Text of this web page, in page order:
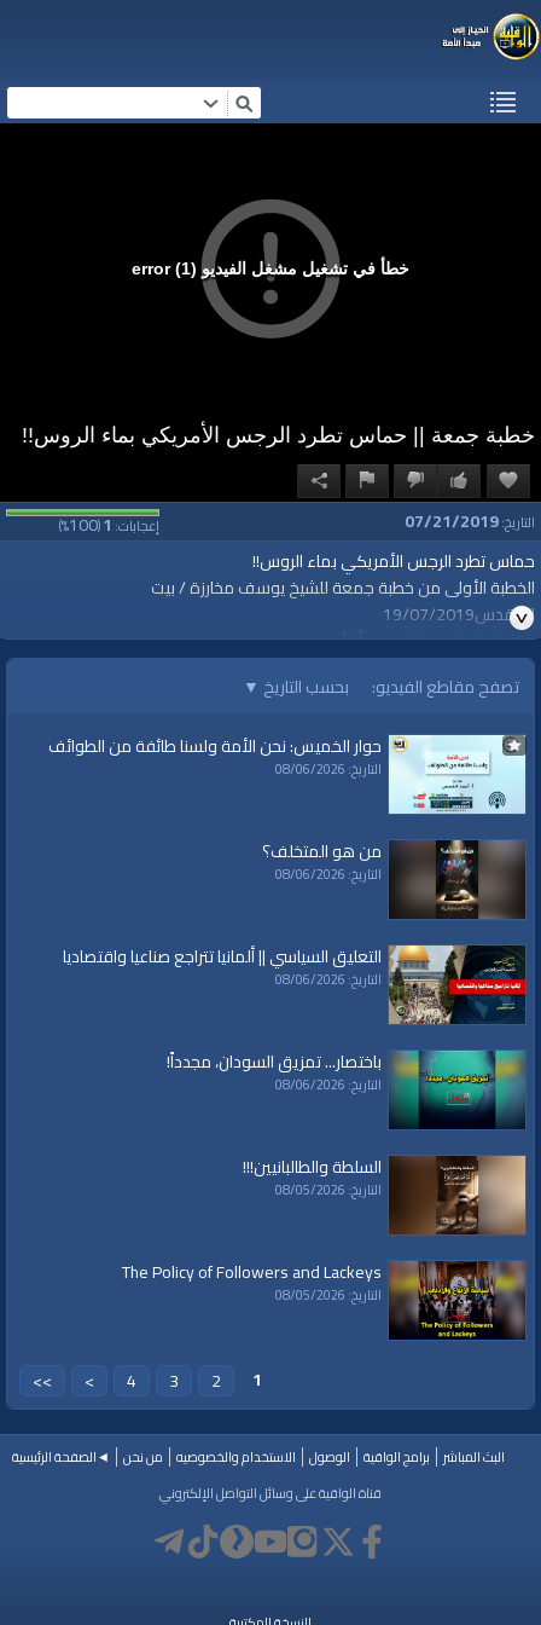
خطأ في تشغيل مشغل الفيديو (1) error
خطبة جمعة || حماس تطرد الرجس الأمريكي بماء الروس!!
إعجابات:1
(
100
%) التاريخ:07/21/2019
حماس تطرد الرجس الأمريكي بماء الروس!!
الخطبة الأولى من خطبة جمعة للشيخ يوسف مخارزة / بيت
المقدس19/07/2019
قناة الواقية: انحياز إلى مبدأ الأمة
@قناة الواقية
www.alwaqiyah.tv | facebook.com/alwaqiyahtv | alwaqiyahtv@twitter
الفئات:
خطب ودروس
خطب ودروس»خطب جمعة
قنوات:
برامج الواقية
العلامات:قناة|الواقية |حماس|روسيا|فلسطين | المقاومة | خطبة جمعة
سوريا|النظام السوري
يوسف مخارزة|بوتين
تصفح مقاطع الفيديو: بحسب التاريخ ▼
حوار الخميس: نحن الأمة ولسنا طائفة من الطوائف
التاريخ: 08/06/2026
من هو المتخلف؟
التاريخ: 08/06/2026
التعليق السياسي || ألمانيا تتراجع صناعيا واقتصاديا
التاريخ: 08/06/2026
باختصار... تمزيق السودان، مجدداً!
التاريخ: 08/06/2026
السلطة والطالبانيين!!!
التاريخ: 08/05/2026
The Policy of Followers and Lackeys
التاريخ: 08/05/2026
1
2
3
4
>
>>
البث المباشر برامج الواقية الوصول الاستخدام والخصوصيه من نحن
◄الصفحة الرئيسية
قناة الواقية على وسائل التواصل الإلكتروني